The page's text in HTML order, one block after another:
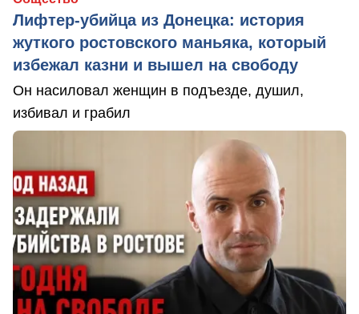
Лифтер-убийца из Донецка: история
жуткого ростовского маньяка, который
избежал казни и вышел на свободу
Он насиловал женщин в подъезде, душил,
избивал и грабил